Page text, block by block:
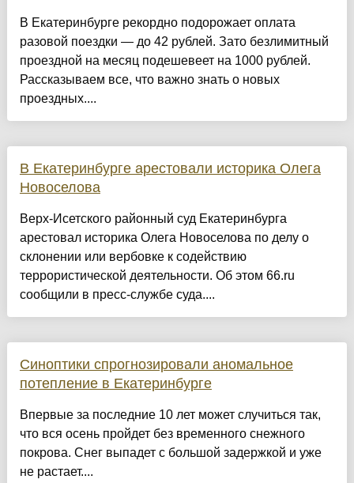
В Екатеринбурге рекордно подорожает оплата
разовой поездки — до 42 рублей. Зато безлимитный
проездной на месяц подешевеет на 1000 рублей.
Рассказываем все, что важно знать о новых
проездных....
В Екатеринбурге арестовали историка Олега
Новоселова
Верх-Исетского районный суд Екатеринбурга
арестовал историка Олега Новоселова по делу о
склонении или вербовке к содействию
террористической деятельности. Об этом 66.ru
сообщили в пресс-службе суда....
Синоптики спрогнозировали аномальное
потепление в Екатеринбурге
Впервые за последние 10 лет может случиться так,
что вся осень пройдет без временного снежного
покрова. Снег выпадет с большой задержкой и уже
не растает....